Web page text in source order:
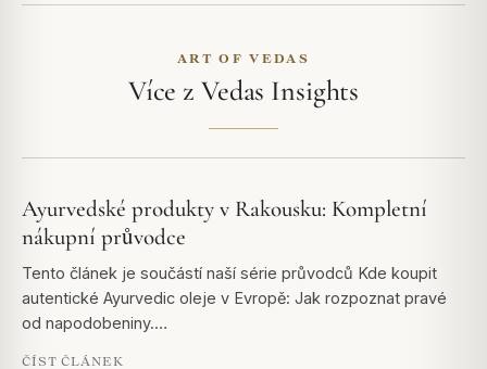
ART OF VEDAS
Více z Vedas Insights
Ayurvedské produkty v Rakousku: Kompletní
nákupní průvodce
Tento článek je součástí naší série průvodců Kde koupit
autentické Ayurvedic oleje v Evropě: Jak rozpoznat pravé
od napodobeniny.…
ČÍST ČLÁNEK